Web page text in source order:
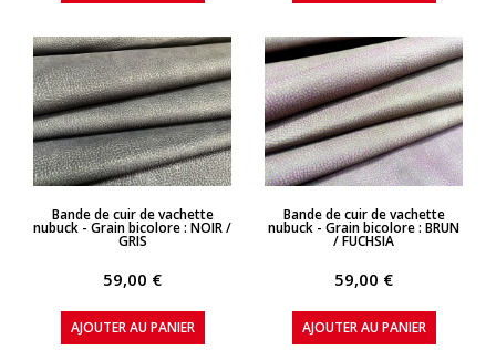
APERÇU RAPIDE
Bande de cuir de vachette
nubuck - Grain bicolore : NOIR /
GRIS
59,00 €
AJOUTER AU PANIER
APERÇU RAPIDE
Bande de cuir de vachette
nubuck - Grain bicolore : BRUN
/ FUCHSIA
59,00 €
AJOUTER AU PANIER